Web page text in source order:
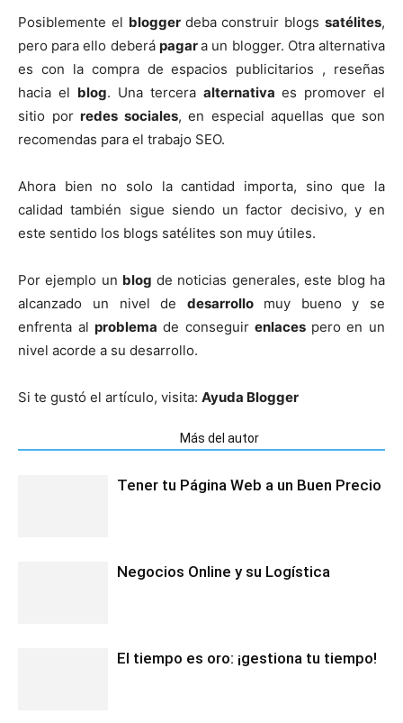
Posiblemente el blogger deba construir blogssatélites,
pero para ello deberá pagara un blogger. Otra alternativa
es con la compra de espacios publicitarios , reseñas
hacia el blog. Una tercera alternativa es promover el
sitio por redes sociales, en especial aquellas que son
recomendas para el trabajo SEO.
Ahora bien no solo la cantidad importa, sino que la
calidad también sigue siendo un factor decisivo, y en
este sentido los blogs satélites son muy útiles.
Por ejemplo un blog de noticias generales, este blog ha
alcanzado un nivel de desarrollo muy bueno y se
enfrenta alproblema de conseguirenlaces pero en un
nivel acorde a su desarrollo.
Si te gustó el artículo, visita: Ayuda Blogger
Más del autor
Tener tu Página Web a un Buen Precio
Negocios Online y su Logística
El tiempo es oro: ¡gestiona tu tiempo!